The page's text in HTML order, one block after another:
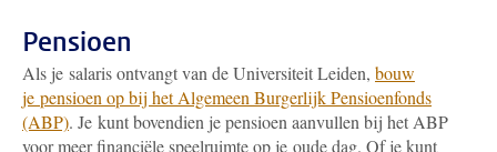
Pensioen
Als je salaris ontvangt van de Universiteit Leiden, bouw
je pensioen op bij het Algemeen Burgerlijk Pensioenfonds
(ABP). Je kunt bovendien je pensioen aanvullen bij het ABP
voor meer financiële speelruimte op je oude dag. Of je kunt